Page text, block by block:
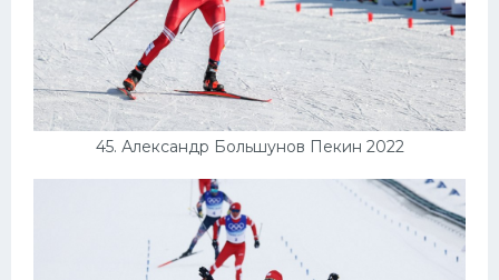
45. Александр Большунов Пекин 2022